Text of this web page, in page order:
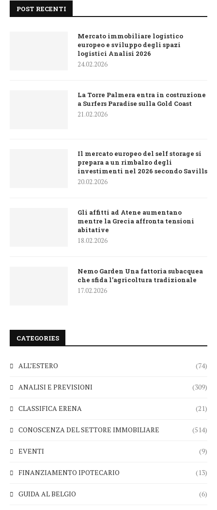
POST RECENTI
Mercato immobiliare logistico
europeo e sviluppo degli spazi
logistici Analisi 2026
24.02.2026
La Torre Palmera entra in costruzione
a Surfers Paradise sulla Gold Coast
21.02.2026
Il mercato europeo del self storage si
prepara a un rimbalzo degli
investimenti nel 2026 secondo Savills
20.02.2026
Gli affitti ad Atene aumentano
mentre la Grecia affronta tensioni
abitative
18.02.2026
Nemo Garden Una fattoria subacquea
che sfida l’agricoltura tradizionale
17.02.2026
CATEGORIES
ALL’ESTERO (74)
ANALISI E PREVISIONI (309)
CLASSIFICA ERENA (21)
CONOSCENZA DEL SETTORE IMMOBILIARE (514)
EVENTI (9)
FINANZIAMENTO IPOTECARIO (13)
GUIDA AL BELGIO (6)